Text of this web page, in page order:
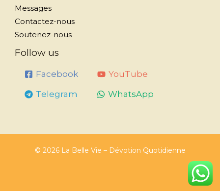
Messages
Contactez-nous
Soutenez-nous
Follow us
Facebook YouTube
Telegram WhatsApp
© 2026 La Belle Vie – Dévotion Quotidienne